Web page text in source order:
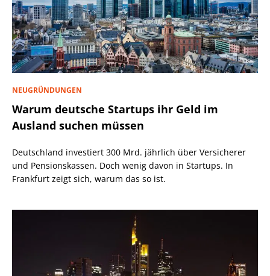
NEUGRÜNDUNGEN
Warum deutsche Startups ihr Geld im
Ausland suchen müssen
Deutschland investiert 300 Mrd. jährlich über Versicherer
und Pensionskassen. Doch wenig davon in Startups. In
Frankfurt zeigt sich, warum das so ist.